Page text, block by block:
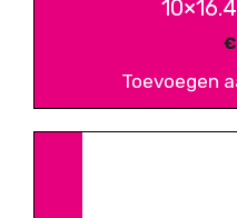
€
Toevoegen